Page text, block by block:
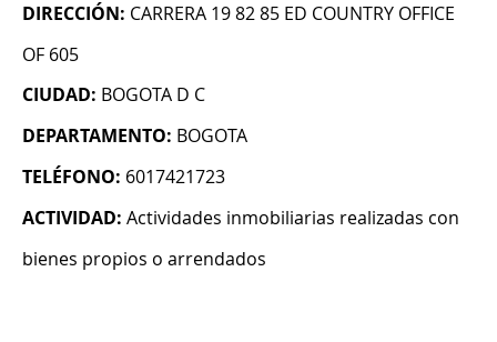
DIRECCIÓN: CARRERA 19 82 85 ED COUNTRY OFFICE
OF 605
CIUDAD: BOGOTA D C
DEPARTAMENTO: BOGOTA
TELÉFONO: 6017421723
ACTIVIDAD: Actividades inmobiliarias realizadas con
bienes propios o arrendados